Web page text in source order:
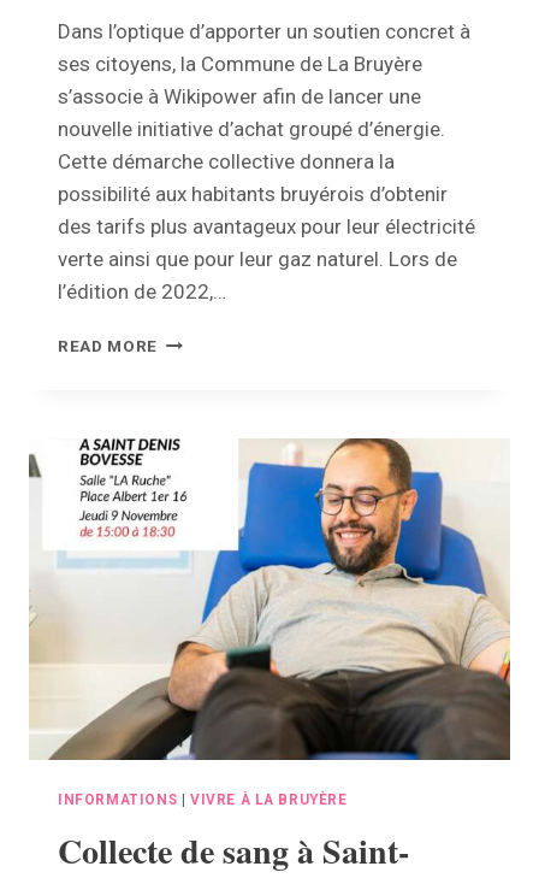
Dans l’optique d’apporter un soutien concret à
ses citoyens, la Commune de La Bruyère
s’associe à Wikipower afin de lancer une
nouvelle initiative d’achat groupé d’énergie.
Cette démarche collective donnera la
possibilité aux habitants bruyérois d’obtenir
des tarifs plus avantageux pour leur électricité
verte ainsi que pour leur gaz naturel. Lors de
l’édition de 2022,…
READ MORE ACHAT
SÉANCE
D’INFORMATION
GRATUITE
INFORMATIONS VIVRE À LA BRUYÈRE
Collecte de sang à Saint-